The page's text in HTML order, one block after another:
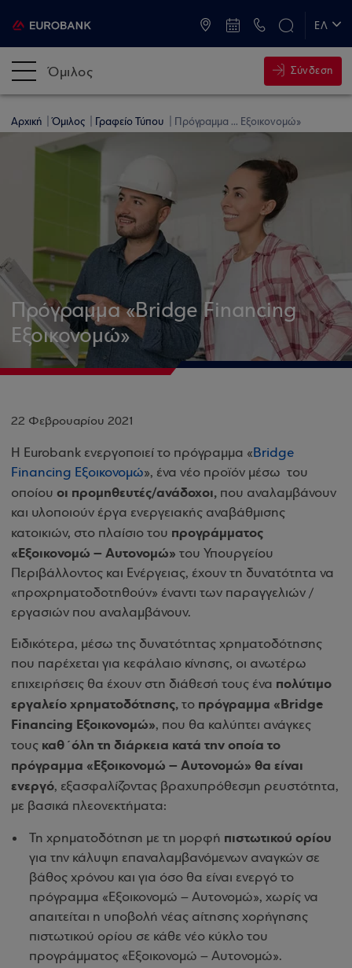
ΕΛ
Όμιλος Σύνδεση
Αρχική Όμιλος Γραφείο Τύπου Πρόγραμμα ... Εξοικονομώ»
Πρόγραμμα «Bridge Financing
Εξοικονομώ»
22 Φεβρουαρίου 2021
Η Eurobank ενεργοποιεί το πρόγραμμα «Bridge
Financing Εξοικονομώ», ένα νέο προϊόν μέσω του
οποίου οι προμηθευτές/ανάδοχοι, που αναλαμβάνουν
και υλοποιούν έργα ενεργειακής αναβάθμισης
κατοικιών, στο πλαίσιο του προγράμματος
«Εξοικονομώ – Αυτονομώ» του Υπουργείου
Περιβάλλοντος και Ενέργειας, έχουν τη δυνατότητα να
«προχρηματοδοτηθούν» έναντι των παραγγελιών /
εργασιών που αναλαμβάνουν.
Ειδικότερα, μέσω της δυνατότητας χρηματοδότησης
που παρέχεται για κεφάλαιο κίνησης, οι ανωτέρω
επιχειρήσεις θα έχουν στη διάθεσή τους ένα πολύτιμο
εργαλείο χρηματοδότησης, το πρόγραμμα «Bridge
Financing Εξοικονομώ», που θα καλύπτει ανάγκες
τους καθ΄όλη τη διάρκεια κατά την οποία το
πρόγραμμα «Εξοικονομώ – Αυτονομώ» θα είναι
ενεργό, εξασφαλίζοντας βραχυπρόθεσμη ρευστότητα,
με βασικά πλεονεκτήματα:
Τη χρηματοδότηση με τη μορφή πιστωτικού ορίου
για την κάλυψη επαναλαμβανόμενων αναγκών σε
βάθος χρόνου και για όσο θα είναι ενεργό το
πρόγραμμα «Εξοικονομώ – Αυτονομώ», χωρίς να
απαιτείται η υποβολή νέας αίτησης χορήγησης
πιστωτικού ορίου σε κάθε νέο κύκλο του
προγράμματος «Εξοικονομώ – Αυτονομώ».